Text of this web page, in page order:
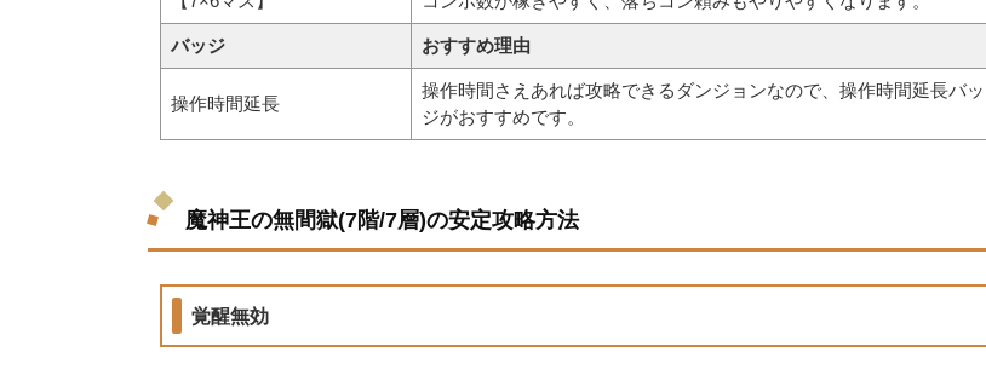
バッジ おすすめ理由
操作時間延長
操作時間さえあれば攻略できるダンジョンなので、操作時間延長バッ
ジがおすすめです。
魔神王の無間獄(7階/7層)の安定攻略方法
覚醒無効